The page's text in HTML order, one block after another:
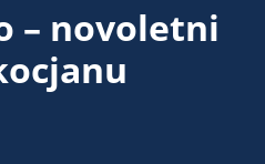
– novoletni